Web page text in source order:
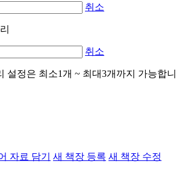
취소
취소
설정은 최소1개 ~ 최대3개까지 가능합니
자료 담기 새 책장 등록 새 책장 수정